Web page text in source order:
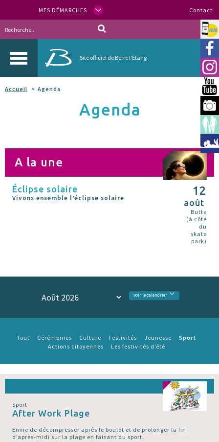
MES DÉMARCHES Contact
Site officiel de Berre l'Étang
Allo
Accueil Agenda
Agenda
A la une
Éclipse solaire
Vivons ensemble l’éclipse solaire
12
août
Butte
(à côté
du
skate
park)
voir le calendrier
Tout Cérémonies Culture Festivités Jeunesse
Sport
Actions citoyennes
Les festivités d’été
Sport
After Work Plage
Envie de décompresser après le boulot et de prolonger la fin
d’après-midi sur la plage en faisant du sport.